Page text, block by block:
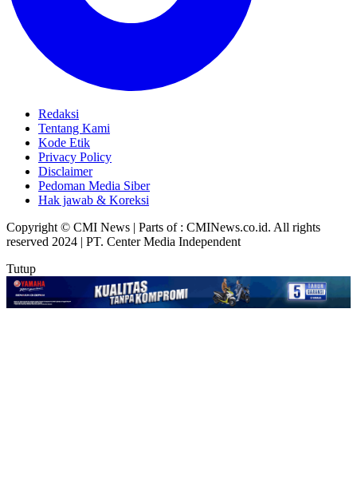
Redaksi
Tentang Kami
Kode Etik
Privacy Policy
Disclaimer
Pedoman Media Siber
Hak jawab & Koreksi
Copyright © CMI News | Parts of : CMINews.co.id. All rights
reserved 2024 | PT. Center Media Independent
Tutup